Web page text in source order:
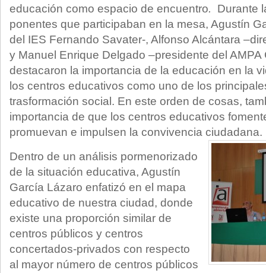
educación como espacio de encuentro. Durante
ponentes que participaban en la mesa, Agustín
del IES Fernando Savater-, Alfonso Alcántara
y Manuel Enrique Delgado –presidente del AMPA
destacaron la importancia de la educación en la
los centros educativos como uno de los
trasformación social. En este orden de cosas,
importancia de que los centros educativos
promuevan e impulsen la convivencia ciudadana.
Dentro de un análisis pormenorizado
de la situación educativa, Agustín
García Lázaro enfatizó en el mapa
educativo de nuestra ciudad, donde
existe una proporción similar de
centros públicos y centros
concertados-privados con respecto
al mayor número de centros públicos